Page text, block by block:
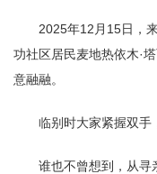
2025年12月15日，
功社区居民麦地热依木·
意融融。
临别时大家紧握双手
谁也不曾想到，从寻